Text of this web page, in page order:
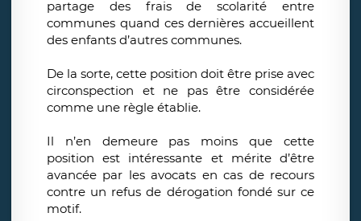
partage des frais de scolarité entre
communes quand ces dernières accueillent
des enfants d’autres communes.
De la sorte, cette position doit être prise avec
circonspection et ne pas être considérée
comme une règle établie.
Il n’en demeure pas moins que cette
position est intéressante et mérite d’être
avancée par les avocats en cas de recours
contre un refus de dérogation fondé sur ce
motif.